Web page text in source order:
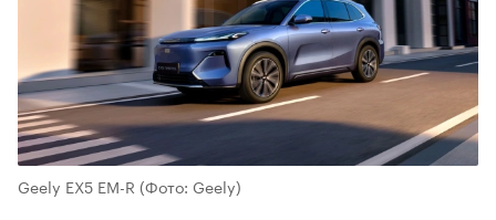
Geely EX5 EM-R (Фото: Geely)